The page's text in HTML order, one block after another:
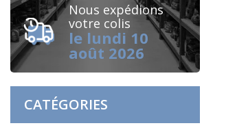
Nous expédions
votre colis
le lundi 10
août 2026
CATÉGORIES